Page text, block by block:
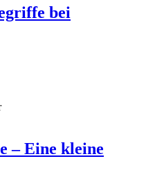
bei
– Eine kleine